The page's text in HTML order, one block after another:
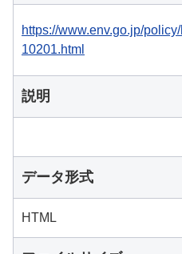
https://www.env.go.jp/
10201.html
説明
データ形式
HTML